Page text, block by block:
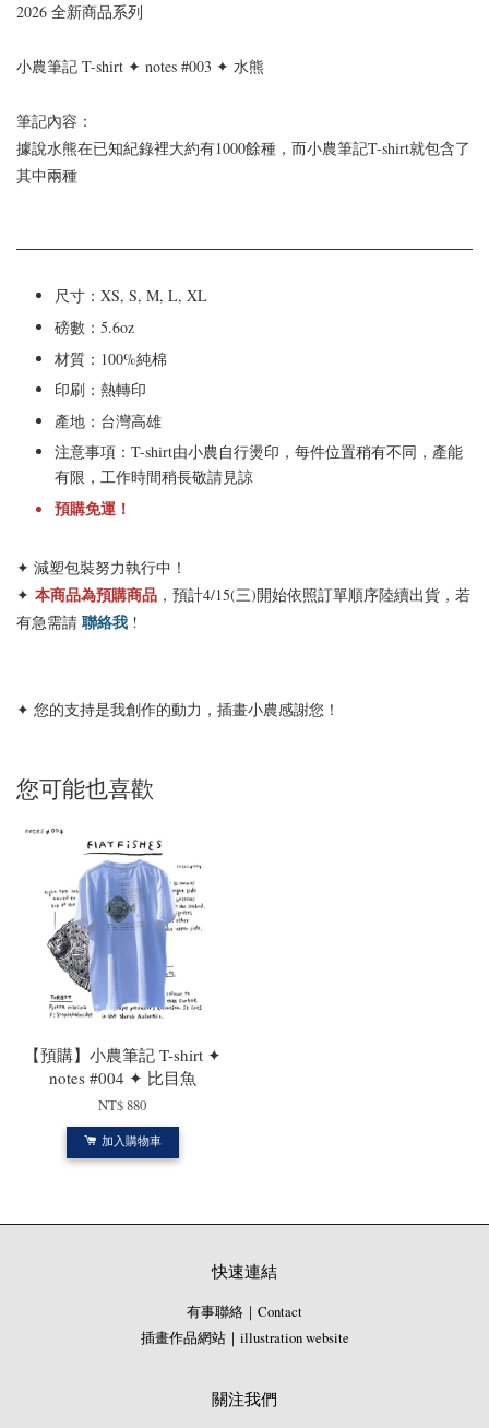
2026 全新商品系列
小農筆記 T-shirt ✦ notes #003 ✦ 水熊
筆記內容：
據說水熊在已知紀錄裡大約有1000餘種，而小農筆記T-shirt就包含了
其中兩種
尺寸：XS, S, M, L, XL
磅數：5.6oz
材質：100%純棉
印刷：熱轉印
產地：台灣高雄
注意事項： T-shirt由小農自行燙印 ，每件位置稍有不同，產能
有限，工作時間稍長敬請見諒
預購免運！
✦ 減塑包裝努力執行中！
✦ 本商品為預購商品 ，預計4/15(三)開始依照訂單順序陸續出貨，若
有急需請 聯絡我 !
✦ 您的支持是我創作的動力，插畫小農感謝您！
您可能也喜歡
【預購】小農筆記 T-shirt ✦
notes #004 ✦ 比目魚
NT$ 880
加入購物車
快速連結
有事聯絡｜Contact
插畫作品網站｜illustration website
關注我們